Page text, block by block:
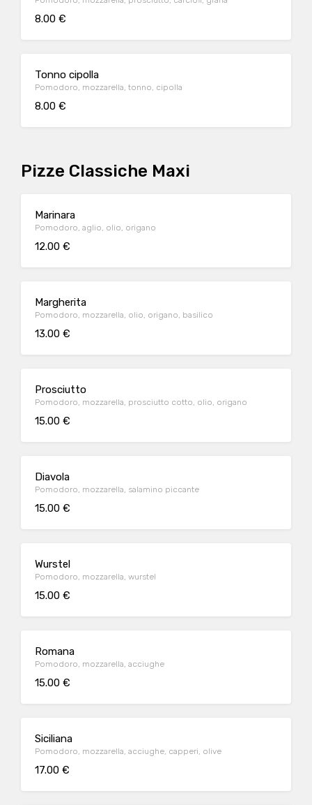
8.00 €
Tonno cipolla
Pomodoro, mozzarella, tonno, cipolla
8.00 €
Pizze Classiche Maxi
Marinara
Pomodoro, aglio, olio, origano
12.00 €
Margherita
Pomodoro, mozzarella, olio, origano, basilico
13.00 €
Prosciutto
Pomodoro, mozzarella, prosciutto cotto, olio, origano
15.00 €
Diavola
Pomodoro, mozzarella, salamino piccante
15.00 €
Wurstel
Pomodoro, mozzarella, wurstel
15.00 €
Romana
Pomodoro, mozzarella, acciughe
15.00 €
Siciliana
Pomodoro, mozzarella, acciughe, capperi, olive
17.00 €